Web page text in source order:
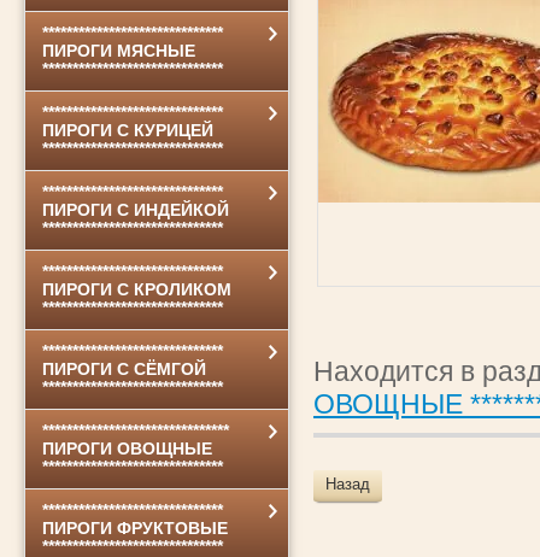
******************************
ПИРОГИ МЯСНЫЕ
******************************
******************************
ПИРОГИ С КУРИЦЕЙ
******************************
******************************
ПИРОГИ С ИНДЕЙКОЙ
******************************
******************************
ПИРОГИ С КРОЛИКОМ
******************************
******************************
ПИРОГИ С СЁМГОЙ
******************************
*******************************
ПИРОГИ ОВОЩНЫЕ
******************************
******************************
ПИРОГИ ФРУКТОВЫЕ
******************************
Находится в
ОВОЩНЫЕ
Назад